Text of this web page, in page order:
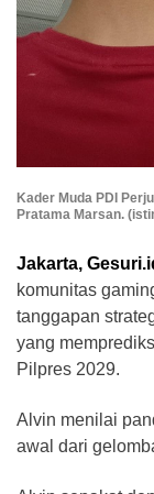
Kader Muda PDI
Pratama Marsan.
Jakarta,
komunitas
tanggapan
yang
Pilpres 2029.
Alvin menilai
awal dari